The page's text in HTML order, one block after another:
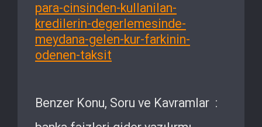
para-cinsinden-kullanilan-
kredilerin-degerlemesinde-
meydana-gelen-kur-farkinin-
odenen-taksit
Benzer Konu, Soru ve Kavramlar :